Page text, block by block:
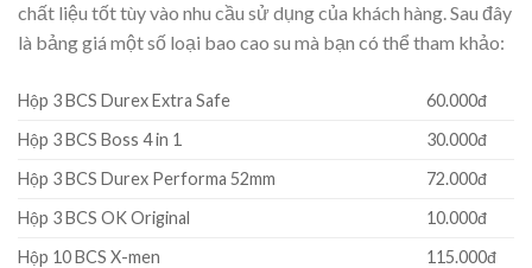
chất liệu tốt tùy vào nhu cầu sử dụng của khách hàng. Sau đây
là bảng giá một số loại bao cao su mà bạn có thể tham khảo:
Hộp 3 BCS Durex Extra Safe
60.000đ
Hộp 3 BCS Boss 4 in 1
30.000đ
Hộp 3 BCS Durex Performa 52mm
72.000đ
Hộp 3 BCS OK Original
10.000đ
Hộp 10 BCS X-men
115.000đ